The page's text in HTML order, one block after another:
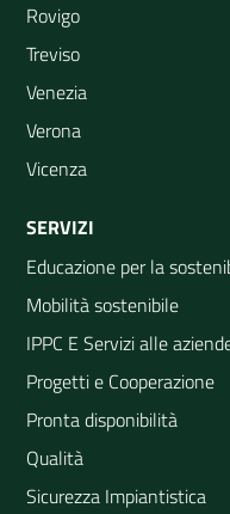
Rovigo
Treviso
Venezia
Verona
Vicenza
SERVIZI
Educazione per la
Mobilità sostenibile
IPPC E Servizi alle
Progetti e Cooperazione
Pronta disponibilità
Qualità
Sicurezza Impiantistica